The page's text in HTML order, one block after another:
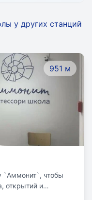
у других станций
951 м
`Аммонит`, чтобы
открытий и